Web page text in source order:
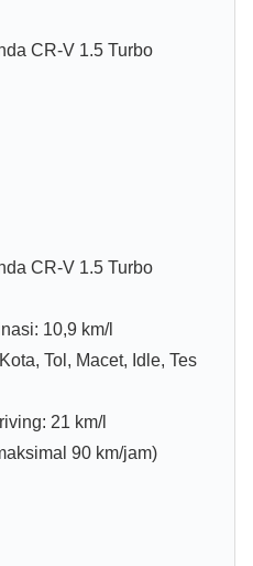
CR-V 1.5 Turbo
CR-V 1.5 Turbo
10,9 km/l
Tol, Macet, Idle, Tes
21 km/l
90 km/jam)